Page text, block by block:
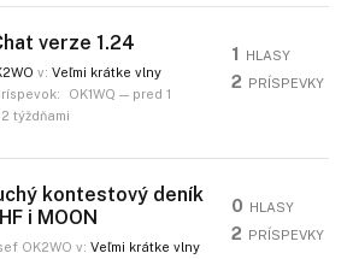
verze 1.24
v: Veľmi krátke vlny
OK1WQ — pred 1
týždňami
1 HLASY
2 PRÍSPEVKY
kontestový deník
i MOON
OK2WO v: Veľmi krátke vlny
0 HLASY
2 PRÍSPEVKY